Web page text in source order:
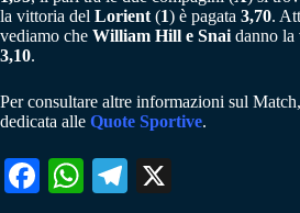
la vittoria del Lorient (1) è pagata 3,70.
vediamo che William Hill e Snai danno la
3,10.
Per consultare altre informazioni sul
dedicata alle Quote Sportive.
Fa W
Te